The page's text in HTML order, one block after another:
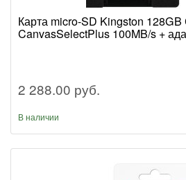
Карта micro-SD Kingston
CanvasSelectPlus 100MB/s +
2 288.00 руб.
В наличии